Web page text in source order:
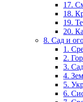
17.
18.
19.
20.
8. Сад и
1.
2.
3.
4.
5.
6.